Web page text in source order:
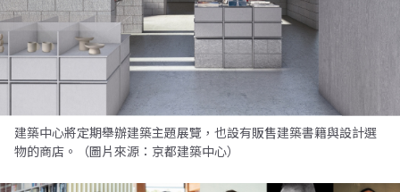
建築中心將定期舉辦建築主題展覽，也設有販售建築書籍與設計選
物的商店。（圖片來源：京都建築中心）